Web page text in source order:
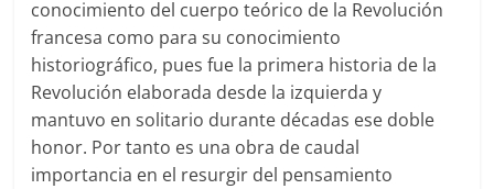
conocimiento del cuerpo teórico de la Revolución
francesa como para su conocimiento
historiográfico, pues fue la primera historia de la
Revolución elaborada desde la izquierda y
mantuvo en solitario durante décadas ese doble
honor. Por tanto es una obra de caudal
importancia en el resurgir del pensamiento